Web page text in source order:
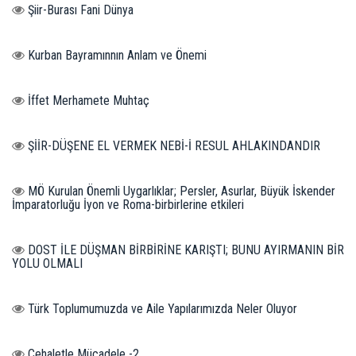
Şiir-Burası Fani Dünya
Kurban Bayramınnın Anlam ve Önemi
İffet Merhamete Muhtaç
ŞİİR-DÜŞENE EL VERMEK NEBİ-İ RESUL AHLAKINDANDIR
MÖ Kurulan Önemli Uygarlıklar; Persler, Asurlar, Büyük İskender
İmparatorluğu İyon ve Roma-birbirlerine etkileri
DOST İLE DÜŞMAN BİRBİRİNE KARIŞTI; BUNU AYIRMANIN BİR
YOLU OLMALI
Türk Toplumumuzda ve Aile Yapılarımızda Neler Oluyor